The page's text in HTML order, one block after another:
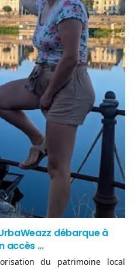
débarque à
accès ...
du patrimoine local